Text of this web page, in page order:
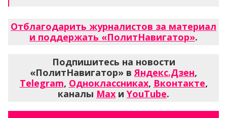
Отблагодарить журналистов за материал
и поддержать «ПолитНавигатор».
Подпишитесь на новости
«ПолитНавигатор» вЯндекс.Дзен,
Telegram, Одноклассниках, Вконтакте,
каналы Max и YouTube.